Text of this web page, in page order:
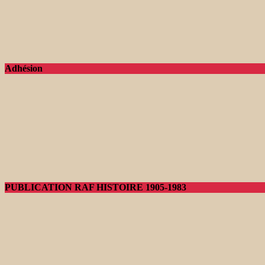
Adhésion
PUBLICATION RAF HISTOIRE 1905-1983